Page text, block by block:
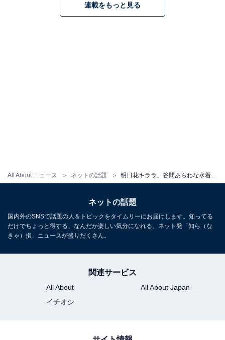
All About ニュース ネットの話題
連載をもっと見る
ネットの話題
国内外のSNSで話題の人＆トピックをタイムリーにお届けします。知ってる
だけでちょっと得する、なんだか楽しい気分になれる、ネット発「知ら（な
きゃ）損」ニュースが盛りだくさん。
関連サービス
All About
All About Japan
イチオシ